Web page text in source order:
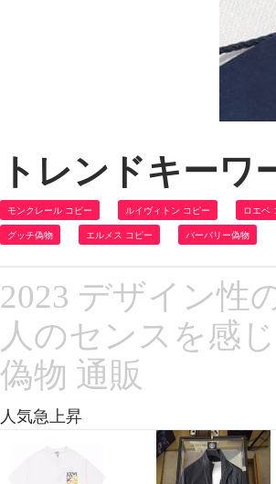
トレンドキーワ
モンクレール コピー ルイヴィトン コピー ロエベ
グッチ偽物 エルメス コピー バーバリー偽物
2023 デザイン性
人のセンスを感
偽物 通販
人気急上昇